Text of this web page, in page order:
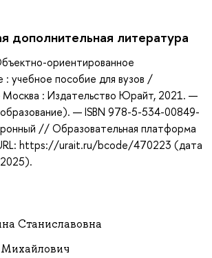
дополнительная литература
ориентированное
: учебное пособие для вузов /
: Издательство Юрайт, 2021. —
— ISBN 978-5-534-00849-
// Образовательная платформа
https://urait.ru/bcode/470223 (дата
Станиславовна